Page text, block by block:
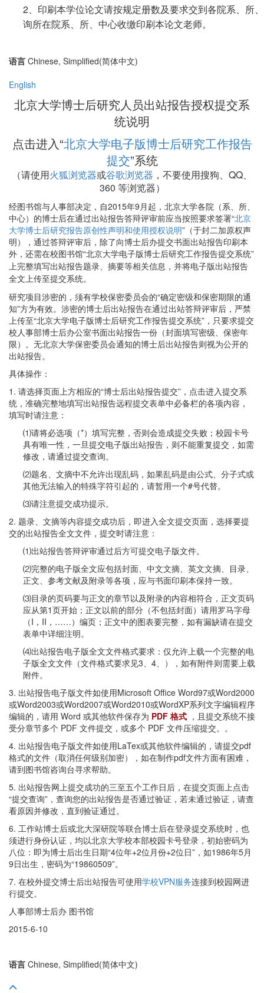
2、印刷本学位论文请按规定册数及要求交到各院系、所
询所在院系、所、中心收缴印刷本论文老师。
语言 Chinese, Simplified(简体中文)
English
北京大学博士后研究人员出站报告授权提交系
统说明
点击进入“北京大学电子版博士后研究工作报告
提交”系统
（请使用火狐浏览器或谷歌浏览器 ，不要使用搜狗、QQ、
360 等浏览器）
经图书馆与人事部决定，自2015年9月起，北京大学各院（系、所、
中心）的博士后在通过出站报告答辩评审前应当按照要求签署“北京
大学博士后研究报告原创性声明和使用授权说明”（于封二加原权声
明），通过答辩评审后，除了向博士后办提交书面出站报告印刷本
外，还需在校图书馆“北京大学电子版博士后研究工作报告提交系统”
上完整填写出站报告题录、摘要等相关信息，并将电子版出站报告
全文上传至提交系统。
研究项目涉密的，须有学校保密委员会的“确定密级和保密期限的通
知”方为有效。涉密的博士后出站报告在通过出站答辩评审后，严禁
上传至“北京大学电子版博士后研究工作报告提交系统”，只要求提交
校人事部博士后办公室书面出站报告一份（封面填写密级、保密年
限）。无北京大学保密委员会通知的博士后出站报告则视为公开的
出站报告。
具体操作：
1. 请选择页面上方相应的“博士后出站报告提交”，点击进入提交系
统，准确完整地填写出站报告远程提交表单中必备栏的各项内容，
填写时请注意：
⑴请将必选项（*）填写完整，否则会造成提交失败；校园卡号
具有唯一性，一旦提交电子版出站报告，则不能重复提交，如需
修改，请通过提交查询。
⑵题名、文摘中不允许出现乱码，如果乱码是由公式、分子式或
其他无法输入的特殊字符引起的，请暂用一个#号代替。
⑶请注意提交成功提示。
2. 题录、文摘等内容提交成功后，即进入全文提交页面，选择要提
交的出站报告全文文件，提交时请注意：
⑴出站报告答辩评审通过后方可提交电子版文件。
⑵完整的电子版全文应包括封面、中文文摘、英文文摘、目录、
正文、参考文献及附录等各项，应与书面印刷本保持一致。
⑶目录的页码要与正文的章节以及附录的内容相符合，正文页码
应从第1页开始；正文以前的部分（不包括封面）请用罗马字母
（I，II，……）编页；正文中的图表要完整，如有漏缺请在提交
表单中详细注明。
⑷出站报告电子版全文文件格式要求：仅允许上载一个完整的电
子版全文文件（文件格式要求见3、4、），如有附件则需要上载
附件。
3. 出站报告电子版文件如使用Microsoft Office Word97或Word2000
或Word2003或Word2007或Word2010或WordXP系列文字编辑程序
编辑的，请用 Word 或其他软件保存为 PDF 格式 ，且提交系统不接
受分章节多个 PDF 文件提交，或多个 PDF 文件压缩提交。。
4. 出站报告电子版文件如使用LaTex或其他软件编辑的，请提交pdf
格式的文件（取消任何级别加密），如在制作pdf文件方面有困难，
请到图书馆咨询台寻求帮助。
5. 出站报告网上提交成功的三至五个工作日后，在提交页面上点击
“提交查询”，查询您的出站报告是否通过验证，若未通过验证，请查
看原因并修改，直到验证通过。
6. 工作站博士后或北大深研院等联合博士后在登录提交系统时，也
须进行身份认证，均以北京大学校本部校园卡号登录，初始密码为
八位：即为博士后出生日期“4位年+2位月份+2位日”，如1986年5月
9日出生，密码为“19860509”。
7. 在校外提交博士后出站报告可使用学校VPN服务连接到校园网进
行提交。
人事部博士后办 图书馆
2015-6-10
语言 Chinese, Simplified(简体中文)